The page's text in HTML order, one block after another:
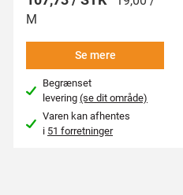
M
Se mere
Begrænset
levering(se dit område)
Varen kan afhentes
i 51 forretninger